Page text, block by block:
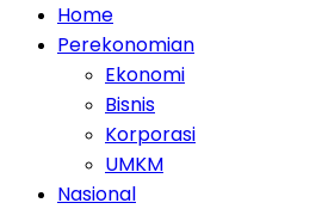
Home
Perekonomian
Ekonomi
Bisnis
Korporasi
UMKM
Nasional